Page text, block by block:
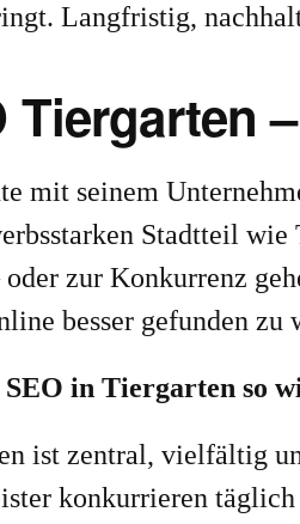
Langfristig,
Tiergarten
mit seinem
Stadtteil
zur Konkurrenz
besser gefunden
in Tiergarten so
ist zentral, vielfältig
konkurrieren